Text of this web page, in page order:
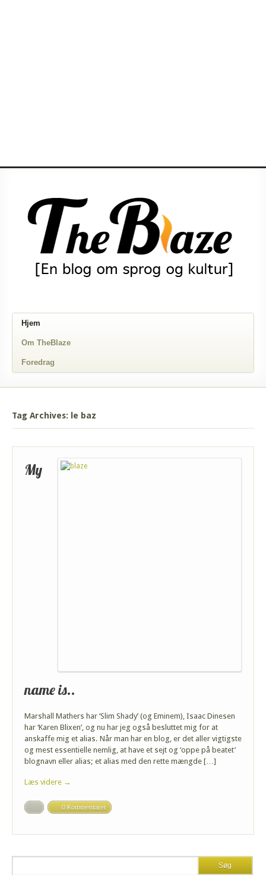
Hjem
Om TheBlaze
Foredrag
Tag Archives: le baz
My
name is..
Marshall Mathers har ‘Slim Shady’ (og Eminem), Isaac Dinesen
har ‘Karen Blixen’, og nu har jeg også besluttet mig for at
anskaffe mig et alias. Når man har en blog, er det aller vigtigste
og mest essentielle nemlig, at have et sejt og ‘oppe på beatet’
blognavn eller alias; et alias med den rette mængde […]
Læs videre →
0 Kommentarer